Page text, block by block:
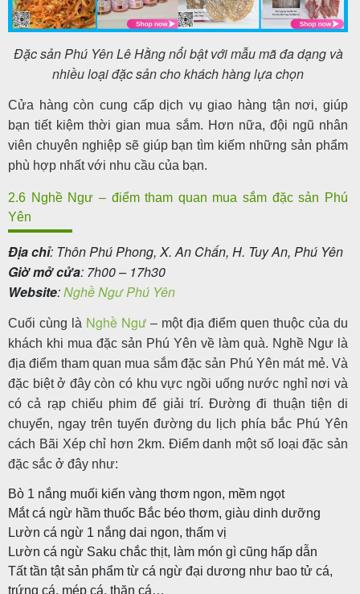
Đặc sản Phú Yên Lê Hằng nổi bật với mẫu mã đa dạng và
nhiều loại đặc sản cho khách hàng lựa chọn
Cửa hàng còn cung cấp dịch vụ giao hàng tận nơi, giúp
bạn tiết kiệm thời gian mua sắm. Hơn nữa, đội ngũ nhân
viên chuyên nghiệp sẽ giúp bạn tìm kiếm những sản phẩm
phù hợp nhất với nhu cầu của bạn.
2.6 Nghề Ngư – điểm tham quan mua sắm đặc sản Phú
Yên
Địa chỉ: Thôn Phú Phong, X. An Chấn, H. Tuy An, Phú Yên
Giờ mở cửa: 7h00 – 17h30
Website:Nghề Ngư Phú Yên
Cuối cùng là Nghề Ngư – một địa điểm quen thuộc của du
khách khi mua đặc sản Phú Yên về làm quà. Nghề Ngư là
địa điểm tham quan mua sắm đặc sản Phú Yên mát mẻ. Và
đặc biệt ở đây còn có khu vực ngồi uống nước nghỉ nơi và
có cả rạp chiếu phim để giải trí. Đường đi thuận tiện di
chuyển, ngay trên tuyến đường du lịch phía bắc Phú Yên
cách Bãi Xép chỉ hơn 2km. Điểm danh một số loại đặc sản
đặc sắc ở đây như:
Bò 1 nắng muối kiến vàng thơm ngon, mềm ngọt
Mắt cá ngừ hầm thuốc Bắc béo thơm, giàu dinh dưỡng
Lườn cá ngừ 1 nắng dai ngon, thấm vị
Lườn cá ngừ Saku chắc thịt, làm món gì cũng hấp dẫn
Tất tần tật sản phẩm từ cá ngừ đại dương như bao tử cá,
trứng cá, mép cá, thăn cá…